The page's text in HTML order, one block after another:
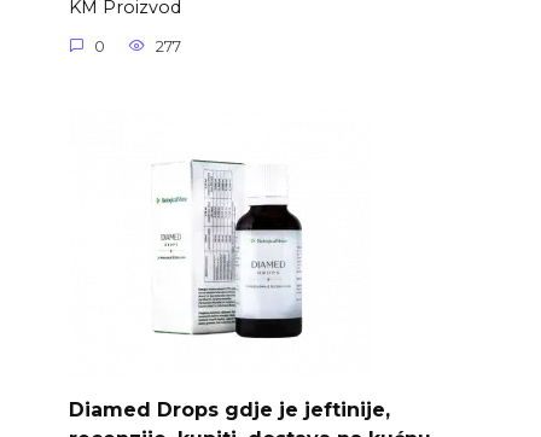
KM Proizvod
0 277
Diamed Drops gdje je jeftinije,